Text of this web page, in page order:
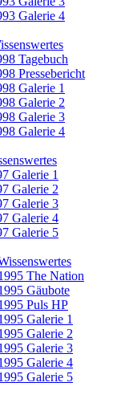
Galerie 4
Tagebuch
Pressebericht
Galerie 1
Galerie 2
Galerie 3
Galerie 4
Galerie 1
Galerie 2
Galerie 3
Galerie 4
Galerie 5
The Nation
Gäubote
Puls HP
Galerie 1
Galerie 2
Galerie 3
Galerie 4
Galerie 5